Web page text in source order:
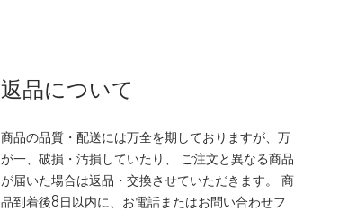
返品について
商品の品質・配送には万全を期しておりますが、万
が一、破損・汚損していたり、 ご注文と異なる商品
が届いた場合は返品・交換させていただきます。 商
品到着後8日以内に、お電話またはお問い合わせフ